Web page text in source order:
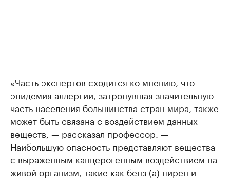
«Часть экспертов сходится ко мнению, что
эпидемия аллергии, затронувшая значительную
часть населения большинства стран мира, также
может быть связана с воздействием данных
веществ, — рассказал профессор. —
Наибольшую опасность представляют вещества
с выраженным канцерогенным воздействием на
живой организм, такие как бенз (а) пирен и